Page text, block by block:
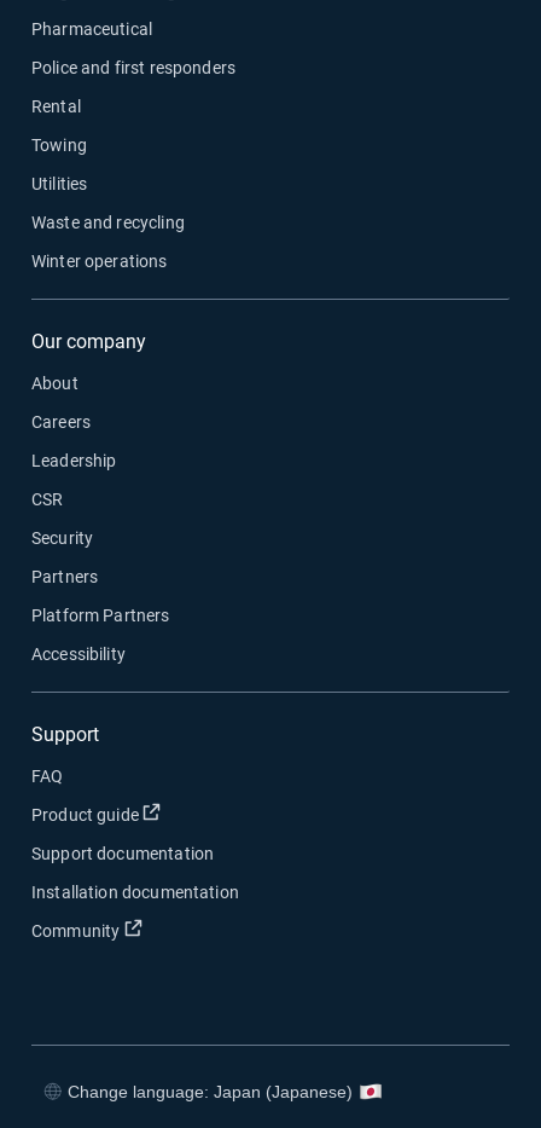
Pharmaceutical
Police and first responders
Rental
Towing
Utilities
Waste and recycling
Winter operations
Our company
About
Careers
Leadership
CSR
Security
Partners
Platform Partners
Accessibility
Support
FAQ
Product guide
新しいウィンドウで開く
Support documentation
Installation documentation
Community
新しいウィンドウで開く
Change language: Japan (Japanese)